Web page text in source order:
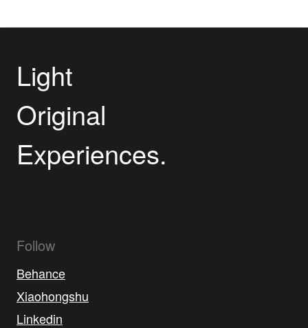
Light
Original
Experiences.
Follow
Behance
Xiaohongshu
Linkedin